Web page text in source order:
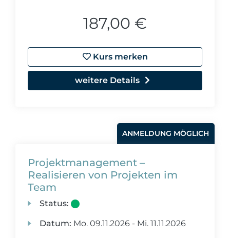
187,00 €
Kurs merken
weitere Details
ANMELDUNG MÖGLICH
Projektmanagement –
Realisieren von Projekten im
Team
Status:
Datum: Mo. 09.11.2026 - Mi. 11.11.2026